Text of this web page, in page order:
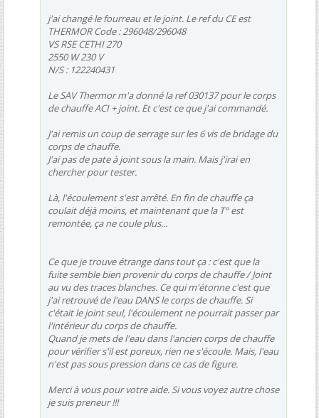
j'ai changé le fourreau et le joint. Le ref du CE est
THERMOR Code : 296048/296048
VS RSE CETHI 270
2550 W 230 V
N/S : 122240431
Le SAV Thermor m'a donné la ref 030137 pour le corps
de chauffe ACI + joint. Et c'est ce que j'ai commandé.
J'ai remis un coup de serrage sur les 6 vis de bridage du
corps de chauffe.
J'ai pas de pate à joint sous la main. Mais j'irai en
chercher pour tester.
Là, l'écoulement s'est arrêté. En fin de chauffe ça
coulait déjà moins, et maintenant que la T° est
remontée, ça ne coule plus...
Ce que je trouve étrange dans tout ça : c'est que la
fuite semble bien provenir du corps de chauffe / Joint
au vu des traces blanches. Ce qui m'étonne c'est que
j'ai retrouvé de l'eau DANS le corps de chauffe. Si
c'était le joint seul, l'écoulement ne pourrait passer par
l'intérieur du corps de chauffe.
Quand je mets de l'eau dans l'ancien corps de chauffe
pour vérifier s'il est poreux, rien ne s'écoule. Mais, l'eau
n'est pas sous pression dans ce cas de figure.
Merci à vous pour votre aide. Si vous voyez autre chose
je suis preneur !!!